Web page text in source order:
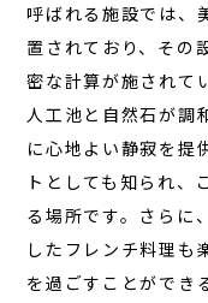
栃木県那須
0287-
宿
呼ばれる施設では、
置されており、その
密な計算が施されて
人工池と自然石が調
に心地よい静寂を提
ト としても知られ、
る場所です。さらに
したフレンチ料理も
を過ごすことができ